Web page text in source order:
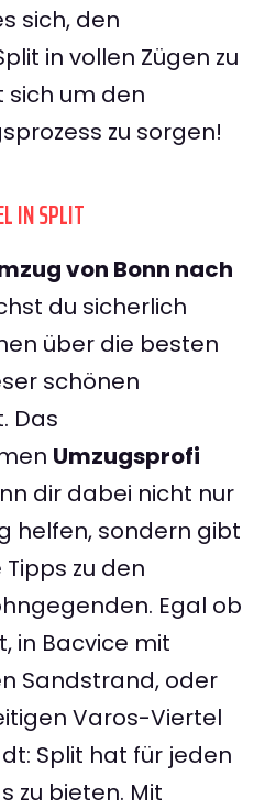
sich, den
in vollen Zügen zu
um den
zu sorgen!
IN SPLIT
von Bonn nach
du sicherlich
über die besten
schönen
Das
Umzugsprofi
dir dabei nicht nur
helfen, sondern gibt
zu den
Egal ob
in Bacvice mit
Sandstrand, oder
Varos-Viertel
Split hat für jeden
zu bieten. Mit